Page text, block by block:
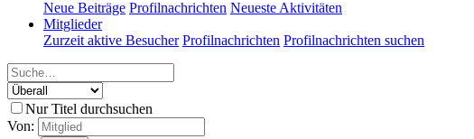
Neue Beiträge Profilnachrichten Neueste Aktivitäten
Mitglieder
Zurzeit aktive Besucher Profilnachrichten Profilnachrichten suchen
Nur Titel durchsuchen
Von: